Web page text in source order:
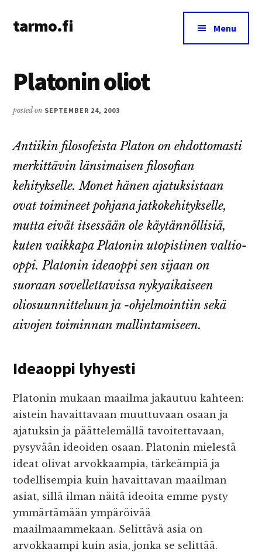
main
primary
menu
tarmo.fi
on
education,
technology,
and
Menu
Platonin oliot
posted on SEPTEMBER 24, 2003
Antiikin filosofeista Platon on ehdottomasti
merkittävin länsimaisen filosofian
kehitykselle. Monet hänen ajatuksistaan
ovat toimineet pohjana jatkokehitykselle,
mutta eivät itsessään ole käytännöllisiä,
kuten vaikkapa Platonin utopistinen valtio-
oppi. Platonin ideaoppi sen sijaan on
suoraan sovellettavissa nykyaikaiseen
oliosuunnitteluun ja -ohjelmointiin sekä
aivojen toiminnan mallintamiseen.
Ideaoppi lyhyesti
Platonin mukaan maailma jakautuu kahteen:
aistein havaittavaan muuttuvaan osaan ja
ajatuksin ja päättelemällä tavoitettavaan,
pysyvään ideoiden osaan. Platonin mielestä
ideat olivat arvokkaampia, tärkeämpiä ja
todellisempia kuin havaittavan maailman
asiat, sillä ilman näitä ideoita emme pysty
ymmärtämään ympäröivää
maailmaammekaan. Selittävä asia on
arvokkaampi kuin asia, jonka se selittää.